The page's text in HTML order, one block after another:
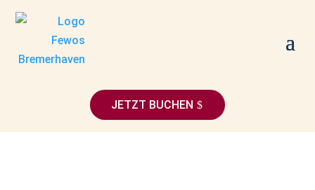
JETZT BUCHEN